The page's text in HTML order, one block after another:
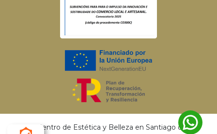
© 2026 Centro de Estética y Belleza en Santiago de